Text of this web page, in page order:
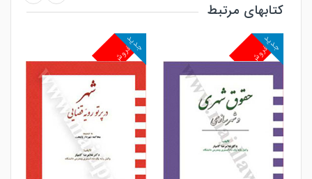
کتابهای مرتبط
پرفروش
جدید پرفروش
جدید